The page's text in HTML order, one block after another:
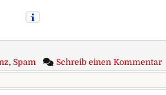
, Spam Schreib einen Kommentar